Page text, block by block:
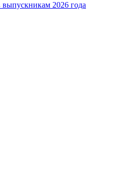
2026 года